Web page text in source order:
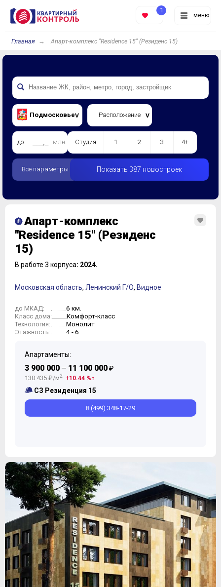
меню
1
Главная Апарт-комплекс "Residence 15" (Резиденс 15)
Подмосковье Расположение
до млн. Студия 1 2 3 4+
Все параметры Показать 387 новостроек
Апарт-комплекс
"Residence 15" (Резиденс
15)
В работе 3 корпуса: 2024.
Московская область, Ленинский Г/О, Видное
до МКАД: 6 км.
Класс дома: Комфорт-класс
Технология: Монолит
Этажность: 4 - 6
Апартаменты:
3 900 000 — 11 100 000₽
130 435 ₽/м2 10.44 %
СЗ Резиденция 15
8 (499) 348-17-29